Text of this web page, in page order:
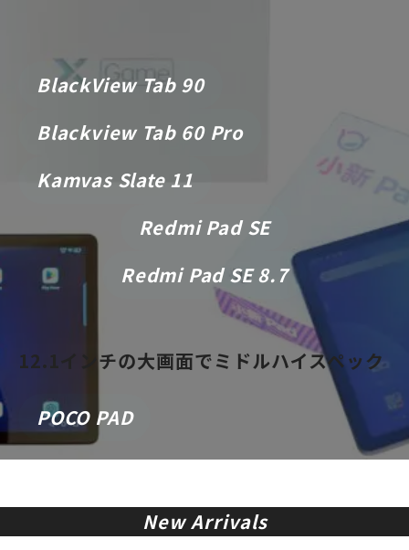
BlackView Tab 90
Blackview Tab 60 Pro
Kamvas Slate 11
Redmi Pad SE
Redmi Pad SE 8.7
12.1インチの大画面でミドルハイスペック
POCO PAD
New Arrivals